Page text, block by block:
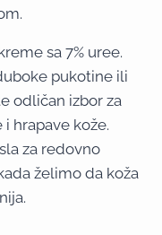
sa 7% uree.
pukotine ili
odličan izbor za
hrapave kože.
za redovno
želimo da koža